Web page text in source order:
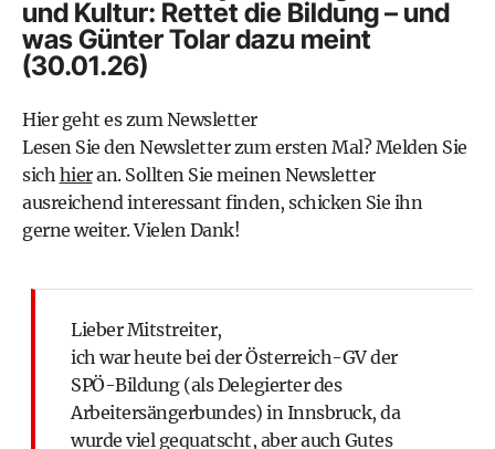
und Kultur: Rettet die Bildung – und
was Günter Tolar dazu meint
(30.01.26)
Hier geht es zum Newsletter
Lesen Sie den Newsletter zum ersten Mal? Melden Sie
sich hieran. Sollten Sie meinen Newsletter
ausreichend interessant finden, schicken Sie ihn
gerne weiter. Vielen Dank!
Lieber Mitstreiter,
ich war heute bei der Österreich-GV der
SPÖ-Bildung (als Delegierter des
Arbeitersängerbundes) in Innsbruck, da
wurde viel gequatscht, aber auch Gutes